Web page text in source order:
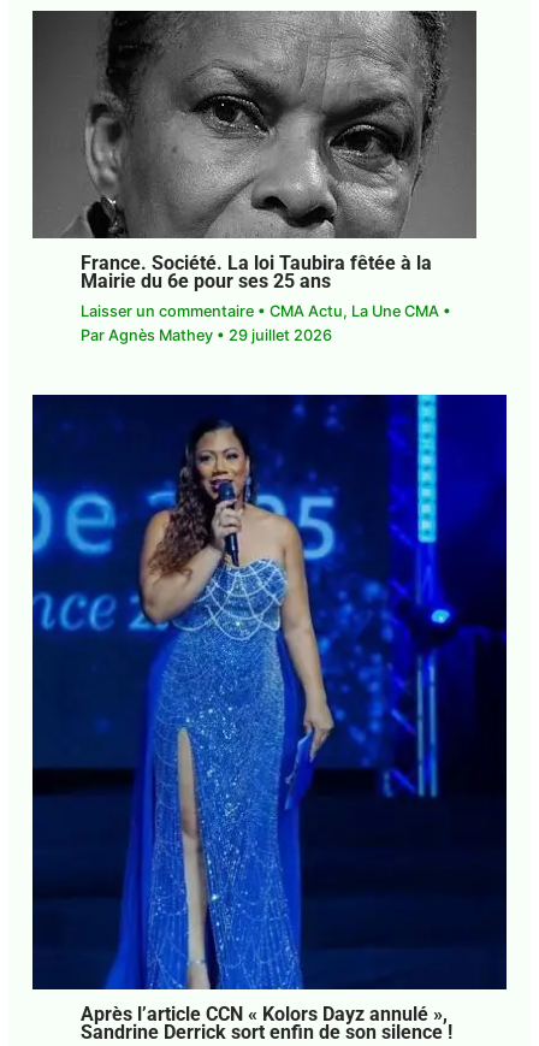
France. Société. La loi Taubira fêtée à la
Mairie du 6e pour ses 25 ans
Laisser un commentaire • CMA Actu, La Une CMA•
Par Agnès Mathey • 29 juillet 2026
Après l’article CCN « Kolors Dayz annulé »,
Sandrine Derrick sort enfin de son silence !